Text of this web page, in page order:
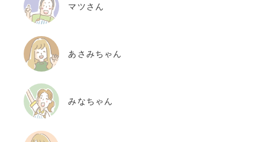
マツさん
あさみちゃん
みなちゃん